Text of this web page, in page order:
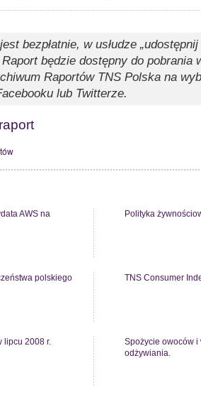
bezpłatnie, w usłudze
Raport będzie dostępny do pobrania
Raportów TNS Polska na
lub Twitterze.
AWS na
Polityka
polskiego TNS Consumer
lipcu 2008 r.
Spożycie owoców i
odżywiania.